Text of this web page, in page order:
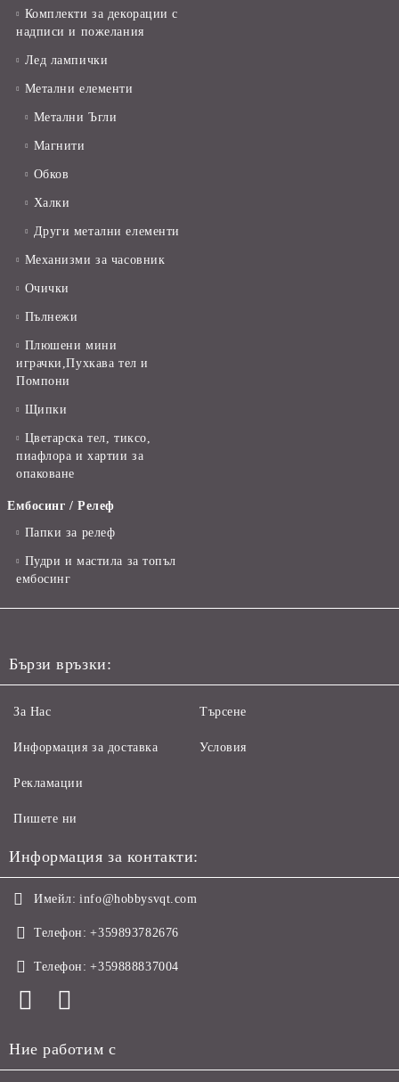
Комплекти за декорации с
надписи и пожелания
Лед лампички
Метални елементи
Метални Ъгли
Магнити
Обков
Халки
Други метални елементи
Механизми за часовник
Очички
Пълнежи
Плюшени мини
играчки,Пухкава тел и
Помпони
Щипки
Цветарска тел, тиксо,
пиафлора и хартии за
опаковане
Ембосинг / Релеф
Папки за релеф
Пудри и мастила за топъл
ембосинг
Бързи връзки:
За Нас
Информация за доставка
Рекламации
Пишете ни
Търсене
Условия
Информация за контакти:
Имейл: info@hobbysvqt.com
Телефон: +359893782676
Телефон: +359888837004
Ние работим с